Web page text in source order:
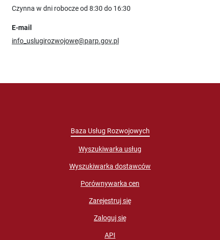
Czynna w dni robocze od 8:30 do 16:30
E-mail
info_uslugirozwojowe@parp.gov.pl
Baza Usług Rozwojowych
Wyszukiwarka usług
Wyszukiwarka dostawców
Porównywarka cen
Zarejestruj się
Zaloguj się
API